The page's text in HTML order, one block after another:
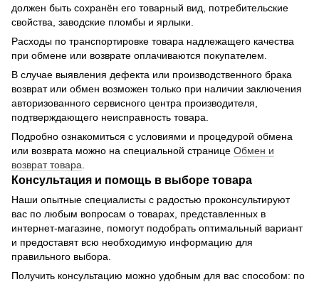
должен быть сохранён его товарный вид, потребительские
свойства, заводские пломбы и ярлыки.
Расходы по транспортировке товара надлежащего качества
при обмене или возврате оплачиваются покупателем.
В случае выявления дефекта или производственного брака
возврат или обмен возможен только при наличии заключения
авторизованного сервисного центра производителя,
подтверждающего неисправность товара.
Подробно ознакомиться с условиями и процедурой обмена
или возврата можно на специальной странице Обмен и
возврат товара
Консультация и помощь в выборе товара
Наши опытные специалисты с радостью проконсультируют
вас по любым вопросам о товарах, представленных в
интернет-магазине, помогут подобрать оптимальный вариант
и предоставят всю необходимую информацию для
правильного выбора.
Получить консультацию можно удобным для вас способом: по